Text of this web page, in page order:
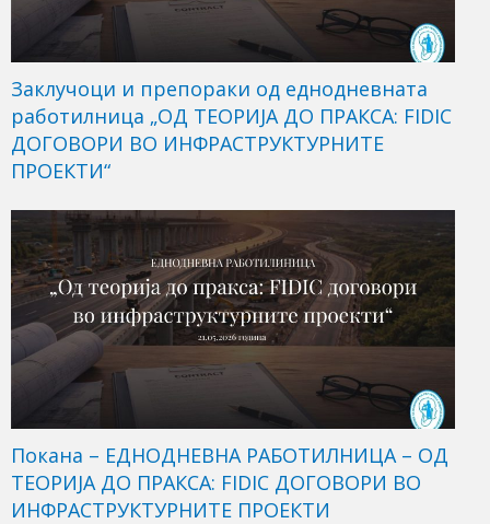
Заклучоци и препораки од еднодневната
работилница „ОД ТЕОРИЈА ДО ПРАКСА: FIDIC
ДОГОВОРИ ВО ИНФРАСТРУКТУРНИТЕ
ПРОЕКТИ“
Покана – ЕДНОДНЕВНА РАБОТИЛНИЦА – ОД
ТЕОРИЈА ДО ПРАКСА: FIDIC ДОГОВОРИ ВО
ИНФРАСТРУКТУРНИТЕ ПРОЕКТИ